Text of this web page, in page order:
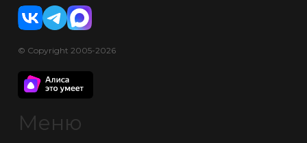
© Copyright 2005-2026
Меню